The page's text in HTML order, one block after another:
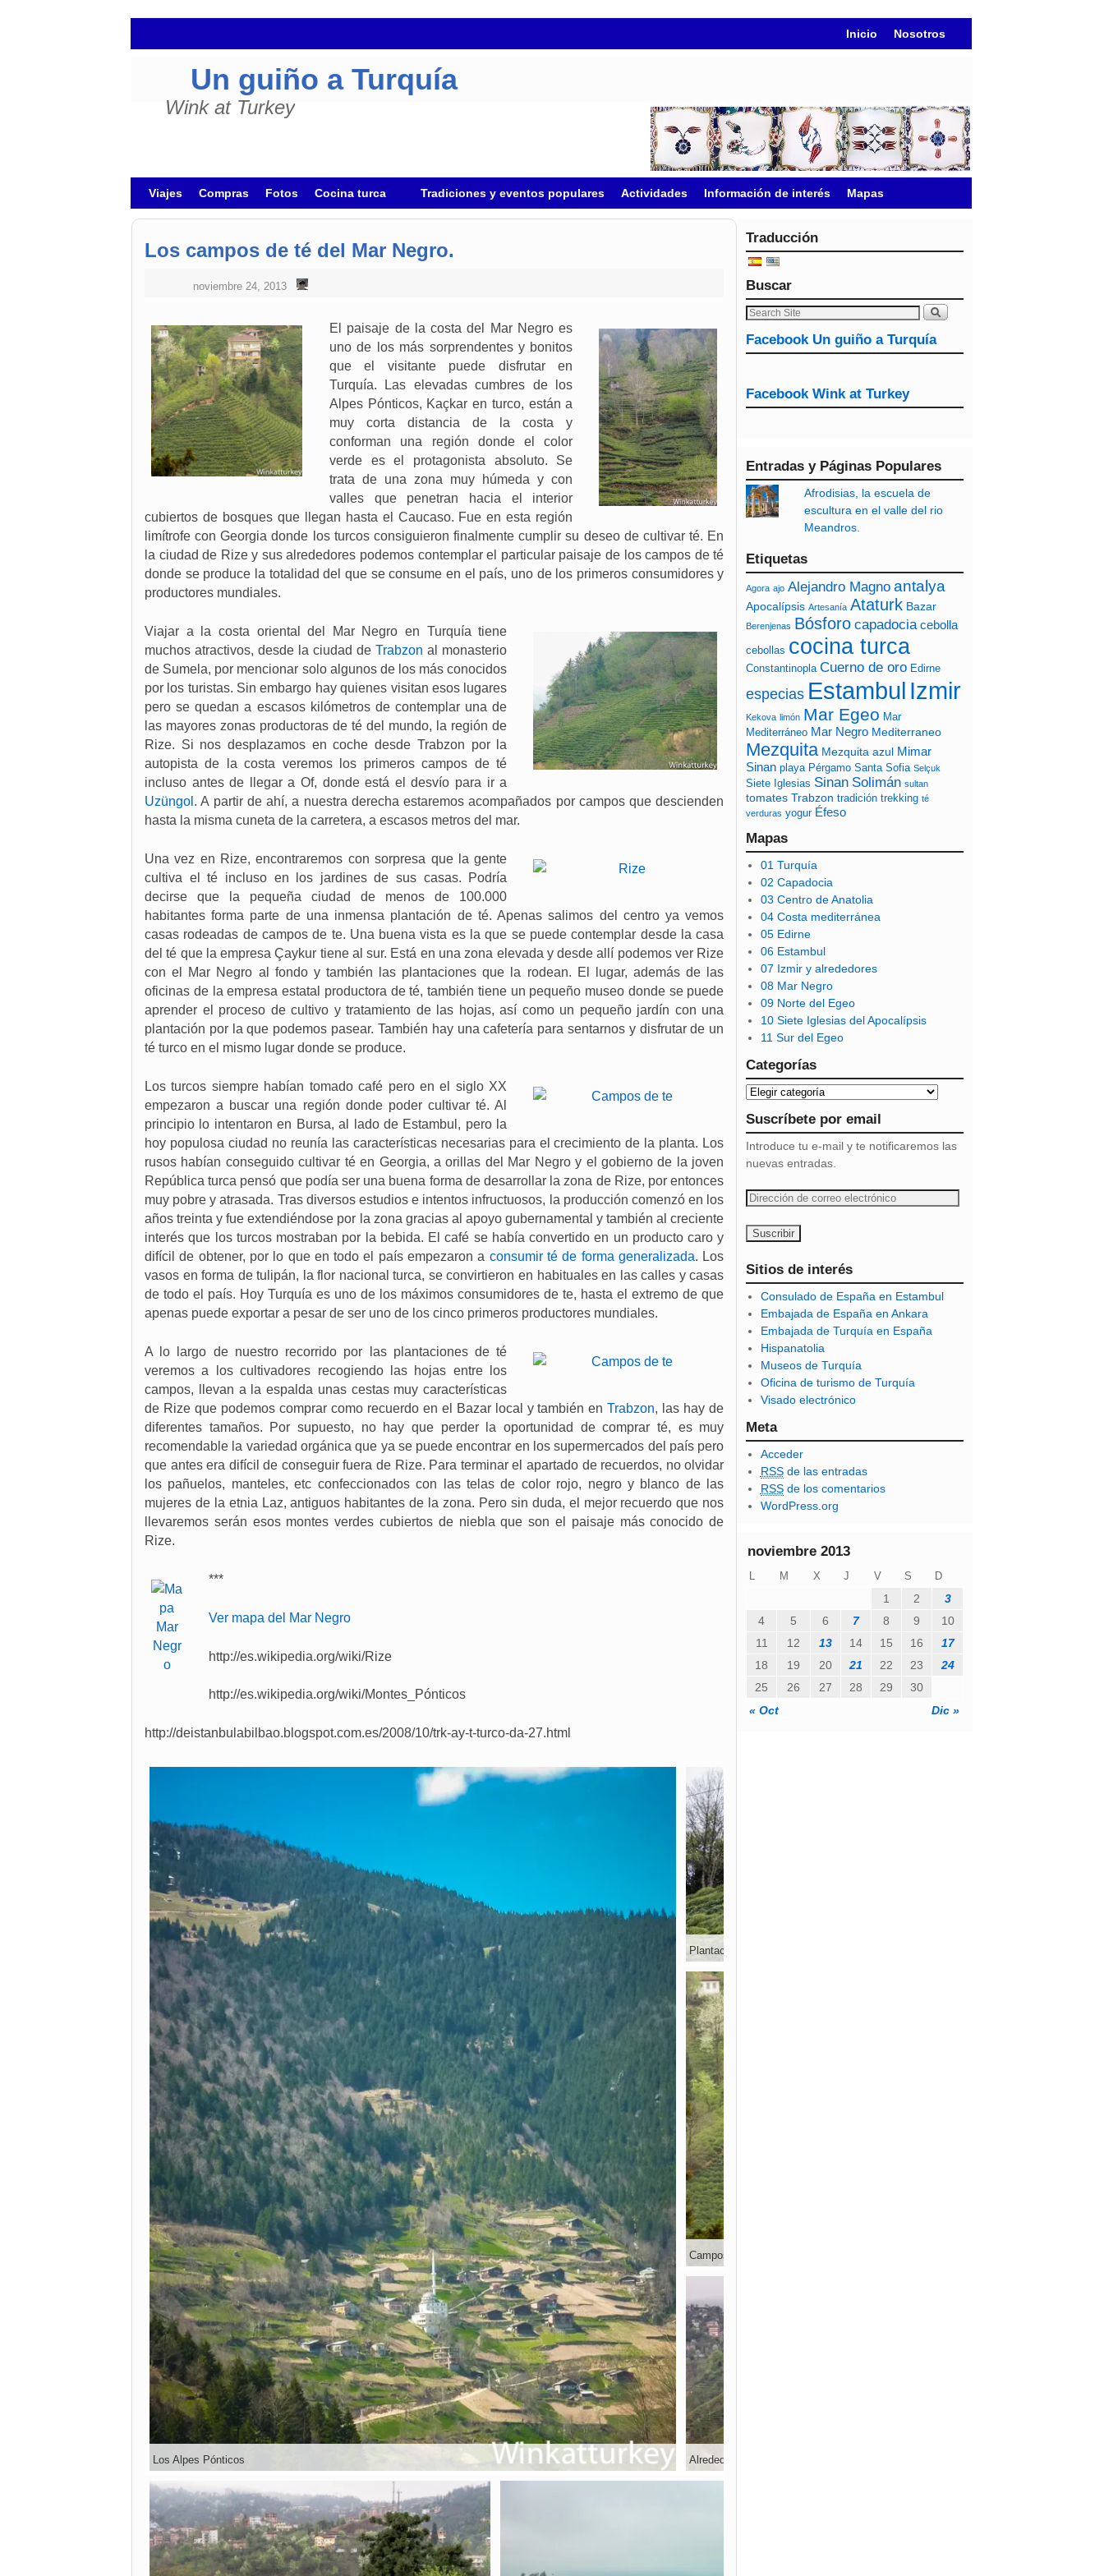
Inicio Nosotros
Un guiño a Turquía
Wink at Turkey
Viajes Compras Fotos Cocina turca Tradiciones y eventos populares Actividades Información de interés Mapas
Los campos de té del Mar Negro.
noviembre 24, 2013
El paisaje de la costa del Mar Negro es
uno de los más sorprendentes y bonitos
que el visitante puede disfrutar en
Turquía. Las elevadas cumbres de los
Alpes Pónticos, Kaçkar en turco, están a
muy corta distancia de la costa y
conforman una región donde el color
verde es el protagonista absoluto. Se
trata de una zona muy húmeda y con
valles que penetran hacia el interior
cubiertos de bosques que llegan hasta el Caucaso. Fue en esta región
limítrofe con Georgia donde los turcos consiguieron finalmente cumplir su deseo de cultivar té. En
la ciudad de Rize y sus alrededores podemos contemplar el particular paisaje de los campos de té
donde se produce la totalidad del que se consume en el país, uno de los primeros consumidores y
productores mundiales.
Viajar a la costa oriental del Mar Negro en Turquía tiene
muchos atractivos, desde la ciudad deTrabzon al monasterio
de Sumela, por mencionar solo algunos de los más conocidos
por los turistas. Sin embargo hay quienes visitan esos lugares
pero se quedan a escasos kilómetros de contemplar una de
las mayores zonas productoras de té del mundo, la región de
Rize. Si nos desplazamos en coche desde Trabzon por la
autopista de la costa veremos los primeros campos de té
incluso antes de llegar a Of, donde está el desvío para ir a
Uzüngol . A partir de ahí, a nuestra derecha estaremos acompañados por campos que descienden
hasta la misma cuneta de la carretera, a escasos metros del mar.
Una vez en Rize, encontraremos con sorpresa que la gente
cultiva el té incluso en los jardines de sus casas. Podría
decirse que la pequeña ciudad de menos de 100.000
habitantes forma parte de una inmensa plantación de té. Apenas salimos del centro ya vemos
casas rodeadas de campos de te. Una buena vista es la que se puede contemplar desde la casa
del té que la empresa Çaykur tiene al sur. Está en una zona elevada y desde allí podemos ver Rize
con el Mar Negro al fondo y también las plantaciones que la rodean. El lugar, además de las
oficinas de la empresa estatal productora de té, también tiene un pequeño museo donde se puede
aprender el proceso de cultivo y tratamiento de las hojas, así como un pequeño jardín con una
plantación por la que podemos pasear. También hay una cafetería para sentarnos y disfrutar de un
té turco en el mismo lugar donde se produce.
Los turcos siempre habían tomado café pero en el siglo XX
empezaron a buscar una región donde poder cultivar té. Al
principio lo intentaron en Bursa, al lado de Estambul, pero la
hoy populosa ciudad no reunía las características necesarias para el crecimiento de la planta. Los
rusos habían conseguido cultivar té en Georgia, a orillas del Mar Negro y el gobierno de la joven
República turca pensó que podía ser una buena forma de desarrollar la zona de Rize, por entonces
muy pobre y atrasada. Tras diversos estudios e intentos infructuosos, la producción comenzó en los
años treinta y fue extendiéndose por la zona gracias al apoyo gubernamental y también al creciente
interés que los turcos mostraban por la bebida. El café se había convertido en un producto caro y
difícil de obtener, por lo que en todo el país empezaron a consumir té de forma generalizada. Los
vasos en forma de tulipán, la flor nacional turca, se convirtieron en habituales en las calles y casas
de todo el país. Hoy Turquía es uno de los máximos consumidores de te, hasta el extremo de que
apenas puede exportar a pesar de ser uno de los cinco primeros productores mundiales.
A lo largo de nuestro recorrido por las plantaciones de té
veremos a los cultivadores recogiendo las hojas entre los
campos, llevan a la espalda unas cestas muy características
de Rize que podemos comprar como recuerdo en el Bazar local y también enTrabzon, las hay de
diferentes tamaños. Por supuesto, no hay que perder la oportunidad de comprar té, es muy
recomendable la variedad orgánica que ya se puede encontrar en los supermercados del país pero
que antes era difícil de conseguir fuera de Rize. Para terminar el apartado de recuerdos, no olvidar
los pañuelos, manteles, etc confeccionados con las telas de color rojo, negro y blanco de las
mujeres de la etnia Laz, antiguos habitantes de la zona. Pero sin duda, el mejor recuerdo que nos
llevaremos serán esos montes verdes cubiertos de niebla que son el paisaje más conocido de
Rize.
***
Ver mapa del Mar Negro
http://es.wikipedia.org/wiki/Rize
http://es.wikipedia.org/wiki/Montes_Pónticos
http://deistanbulabilbao.blogspot.com.es/2008/10/trk-ay-t-turco-da-27.html
Los Alpes Pónticos
Plantación de té junto a la carretera de Trabzon a Rize
Campos té en Rize
Alrededores de Rize
Traducción
Buscar
Facebook Un guiño a Turquía
Facebook Wink at Turkey
Entradas y Páginas Populares
Afrodisias, la escuela de
escultura en el valle del rio
Meandros.
Etiquetas
Agora ajo Alejandro Magno antalya
Apocalípsis Artesanía Ataturk Bazar
Berenjenas Bósforo capadocia cebolla
cebollas cocina turca
Constantinopla Cuerno de oro Edirne
especias Estambul Izmir
Kekova limón Mar Egeo Mar
Mediterráneo Mar Negro Mediterraneo
Mezquita Mezquita azul Mimar
Sinan playa Pérgamo Santa Sofia Selçuk
Siete Iglesias Sinan Solimán sultan
tomates Trabzon tradición trekking té
verduras yogur Éfeso
Mapas
01 Turquía
02 Capadocia
03 Centro de Anatolia
04 Costa mediterránea
05 Edirne
06 Estambul
07 Izmir y alrededores
08 Mar Negro
09 Norte del Egeo
10 Siete Iglesias del Apocalípsis
11 Sur del Egeo
Categorías
Suscríbete por email
Introduce tu e-mail y te notificaremos las
nuevas entradas.
D
c
c
i
ó
n
d
e
c
o
r
r
e
o
e
l
t
r
Sitios de interés
Consulado de España en Estambul
Embajada de España en Ankara
Embajada de Turquía en España
Hispanatolia
Museos de Turquía
Oficina de turismo de Turquía
Visado electrónico
Meta
Acceder
RSSde las entradas
RSSde los comentarios
WordPress.org
noviembre 2013
L M X J V S D
« Oct Dic »
1 2
3
4
5 6 7 8 9
10
11
12 13 14 15 16
17
18
19 20 21 22 23
24
25
26 27 28 29 30